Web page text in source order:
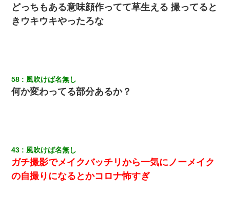
どっちもある意味顔作ってて草生える 撮ってると
きウキウキやったろな
58 風吹けば名無し
何か変わってる部分あるか？
43 風吹けば名無し
ガチ撮影でメイクバッチリから一気にノーメイク
の自撮りになるとかコロナ怖すぎ